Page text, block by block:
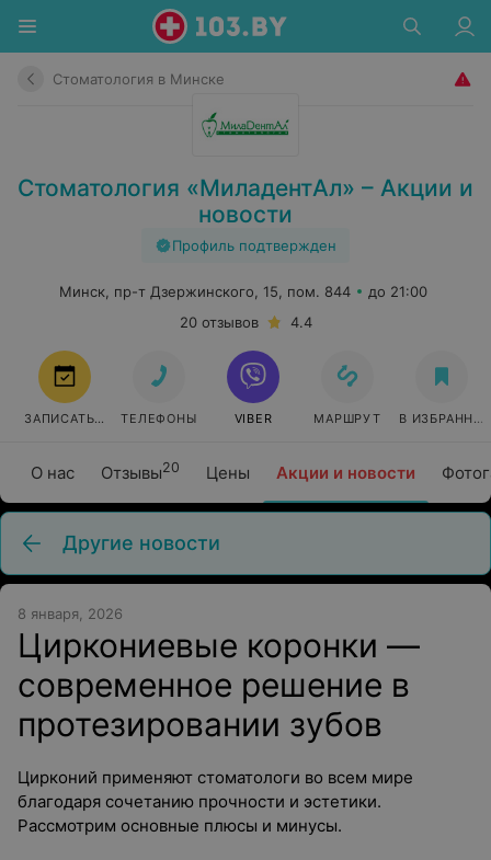
Стоматология в Минске
Стоматология «МиладентАл» – Акции и
новости
Профиль подтвержден
О нас Отзывы20 Цены Акции и новости
Минск, пр-т Дзержинского, 15, пом. 844
до 21:00
20 отзывов
4.4
ЗАПИСАТЬСЯ ТЕЛЕФОНЫ VIBER МАРШРУТ В ИЗБРАННОЕ
Другие новости
8 января, 2026
Циркониевые коронки —
современное решение в
протезировании зубов
Цирконий применяют стоматологи во всем мире
благодаря сочетанию прочности и эстетики.
Рассмотрим основные плюсы и минусы.